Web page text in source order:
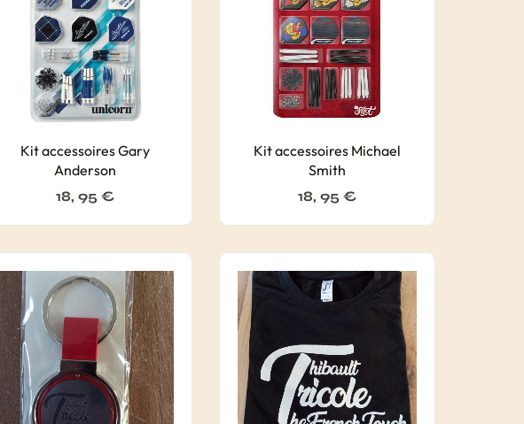
Kit accessoires Gary
Anderson
18, 95 €
Kit accessoires Michael
Smith
18, 95€